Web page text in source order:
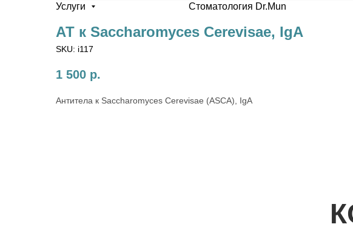
Услуги Стоматология Dr.Mun
АТ к Saccharomyces Cerevisae, IgA
SKU: i117
1 500 р.
Антитела к Saccharomyces Cerevisae (ASCA), IgA